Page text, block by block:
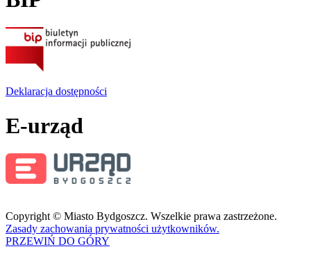
Deklaracja dostępności
E-urząd
Copyright © Miasto Bydgoszcz. Wszelkie prawa zastrzeżone.
Zasady zachowania prywatności użytkowników.
PRZEWIŃ DO GÓRY